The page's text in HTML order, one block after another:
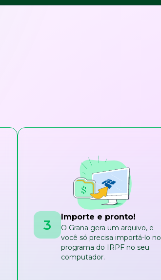
3 Importe e pronto!
O Grana gera um arquivo, e
você só precisa importá-lo no
programa do IRPF no seu
computador.